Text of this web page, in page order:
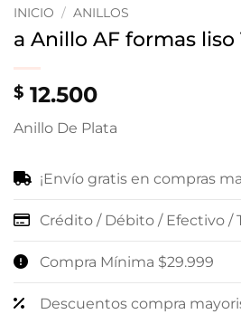
INICIO / ANILLOS
a Anillo AF formas liso
$ 12.500
Anillo De Plata
¡Envío gratis en compras
Crédito / Débito / Efectivo /
Compra Mínima $29.999
Descuentos compra